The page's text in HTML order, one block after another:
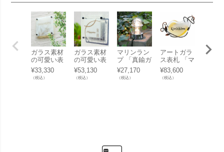
ガラス素材
の可愛い表
札 「ガラス
サイン マー
ブル」
¥33,330
（税込）
ガラス素材
の可愛い表
札 「ガラス
サイン リボ
ン」
¥53,130
（税込）
マリンラン
プ 「真鍮ガ
ーデンライ
ト BH1000
クリアガラ
¥27,170
（税込）
アートガラ
ス表札 「マ
ーヴェラス
ガラス表札
GPM-761
¥83,600
（税込）
アー